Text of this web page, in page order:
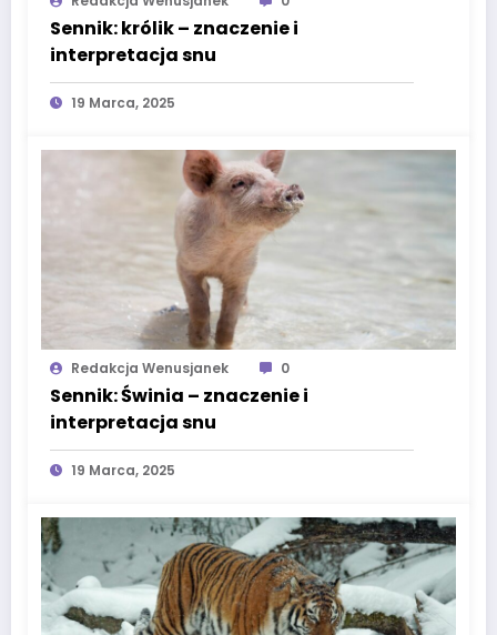
Sennik: królik – znaczenie i
interpretacja snu
19 Marca, 2025
Redakcja Wenusjanek 0
Sennik: Świnia – znaczenie i
interpretacja snu
19 Marca, 2025